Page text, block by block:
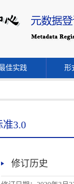
佳实践 形
3.0
修订历史